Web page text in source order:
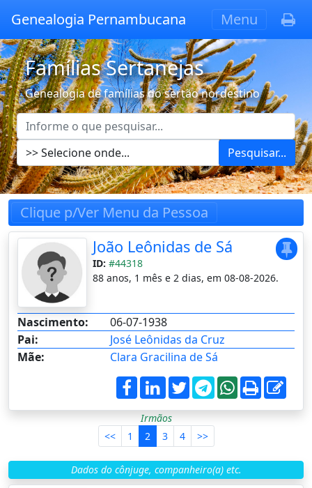
Genealogia Pernambucana Menu
Famílias Sertanejas
Genealogia de famílias do sertão nordestino
Pesquisar...
Clique p/Ver Menu da Pessoa
João Leônidas de Sá
ID: #44318
88 anos, 1 mês e 2 dias, em 08-08-2026.
Nascimento:
06-07-1938
Pai:
José Leônidas da Cruz
Mãe:
Clara Gracilina de Sá
Irmãos
<<
1 2 3 4 >>
Dados do cônjuge, companheiro(a) etc.